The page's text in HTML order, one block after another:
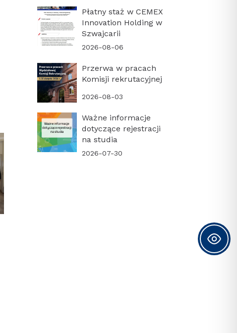
Płatny staż w CEMEX
Innovation Holding w
Szwajcarii
2026-08-06
Przerwa w pracach
Komisji rekrutacyjnej
2026-08-03
Ważne informacje
dotyczące rejestracji
na studia
2026-07-30